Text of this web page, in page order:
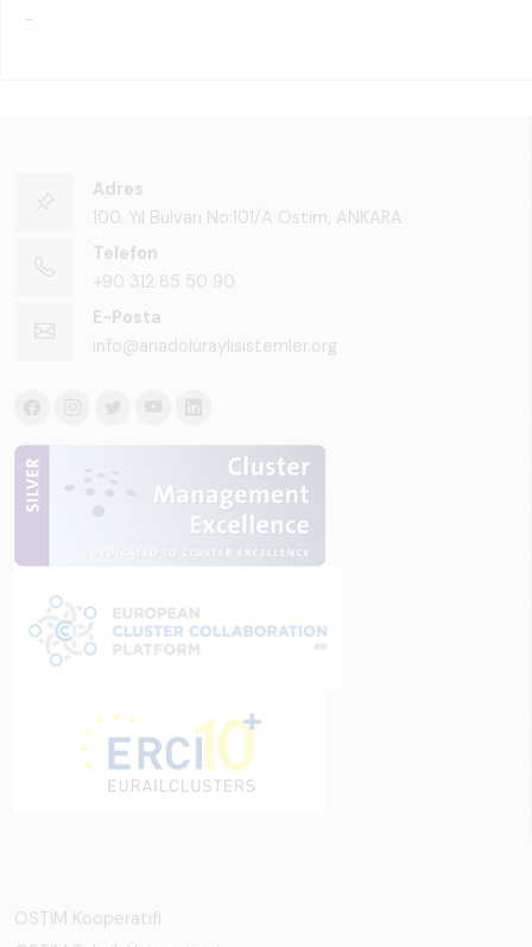
-
Adres
100. Yıl Bulvarı No:101/A Ostim, ANKARA
Telefon
+90 312 85 50 90
E-Posta
info@anadoluraylisistemler.org
OSTİM Kooperatifi